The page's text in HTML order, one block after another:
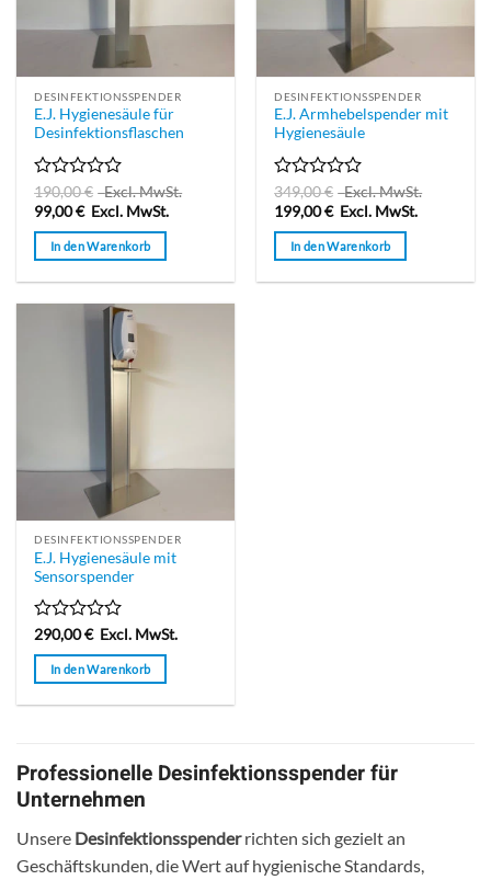
DESINFEKTIONSSPENDER
E.J. Hygienesäule für
Desinfektionsflaschen
Bewertet
mit
von
5
190,00€
Excl. MwSt.
99,00€ Excl. MwSt.
In den Warenkorb
DESINFEKTIONSSPENDER
E.J. Armhebelspender mit
Hygienesäule
Bewertet
mit
von
5
349,00€
Excl. MwSt.
199,00€ Excl. MwSt.
In den Warenkorb
DESINFEKTIONSSPENDER
E.J. Hygienesäule mit
Sensorspender
Bewertet
mit
von
5
290,00€ Excl. MwSt.
In den Warenkorb
Professionelle Desinfektionsspender für
Unternehmen
Unsere Desinfektionsspenderrichten sich gezielt an
Geschäftskunden, die Wert auf hygienische Standards,